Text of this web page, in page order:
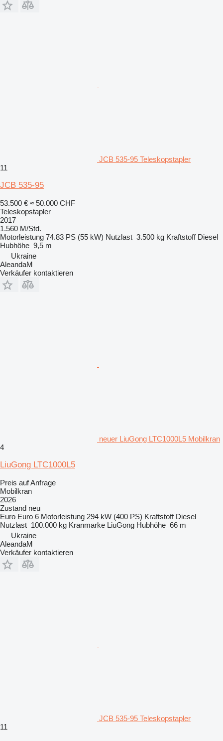
JCB 535-95 Teleskopstapler
11
JCB 535-95
53.500 € ≈ 50.000 CHF
Teleskopstapler
2017
1.560 M/Std.
Motorleistung 74.83 PS (55 kW) Nutzlast 3.500 kg Kraftstoff Diesel
Hubhöhe 9,5 m
Ukraine
AleandaM
Verkäufer kontaktieren
neuer LiuGong LTC1000L5 Mobilkran
4
LiuGong LTC1000L5
Preis auf Anfrage
Mobilkran
2026
Zustand neu
Euro Euro 6 Motorleistung 294 kW (400 PS) Kraftstoff Diesel
Nutzlast 100.000 kg Kranmarke LiuGong Hubhöhe 66 m
Ukraine
AleandaM
Verkäufer kontaktieren
JCB 535-95 Teleskopstapler
11